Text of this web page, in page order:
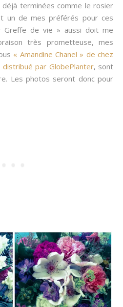
terminées comme le rosier
un de mes préférés pour ces
Greffe de vie » aussi doit me
très prometteuse, mes
« Amandine Chanel » de chez
distribué par GlobePlanter, sont
Les photos seront donc pour